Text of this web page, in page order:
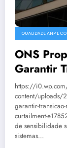
QUALIDADE ANP E
ONS
Garantir
Segura
https://
content/uploads/
garantir-
curtailment-
de sensibilidade
sistemas…